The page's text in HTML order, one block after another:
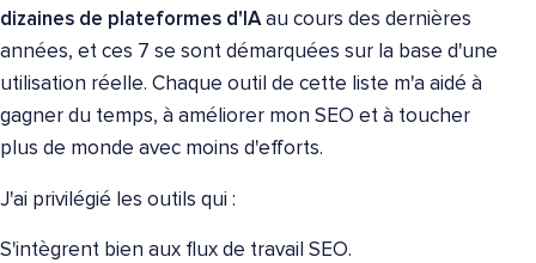
dizaines de plateformes d'IAau cours des dernières
années, et ces 7 se sont démarquées sur la base d'une
utilisation réelle. Chaque outil de cette liste m'a aidé à
gagner du temps, à améliorer mon SEO et à toucher
plus de monde avec moins d'efforts.
J'ai privilégié les outils qui :
S'intègrent bien aux flux de travail SEO.